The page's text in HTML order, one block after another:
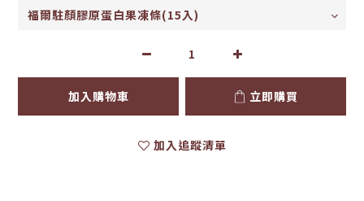
加入購物車 立即購買
加入追蹤清單